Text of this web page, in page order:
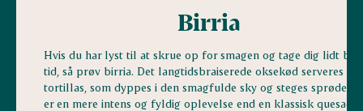
Birria
Hvis du har lyst til at skrue op for smagen og tage dig lidt
tid, så prøv birria. Det langtidsbraiserede oksekød serveres
tortillas, som dyppes i den smagfulde sky og steges sprøde.
er en mere intens og fyldig oplevelse end en klassisk